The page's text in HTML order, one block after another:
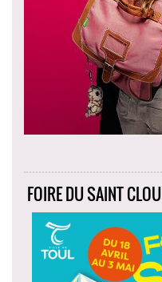
FOIRE DU SAINT CLOU